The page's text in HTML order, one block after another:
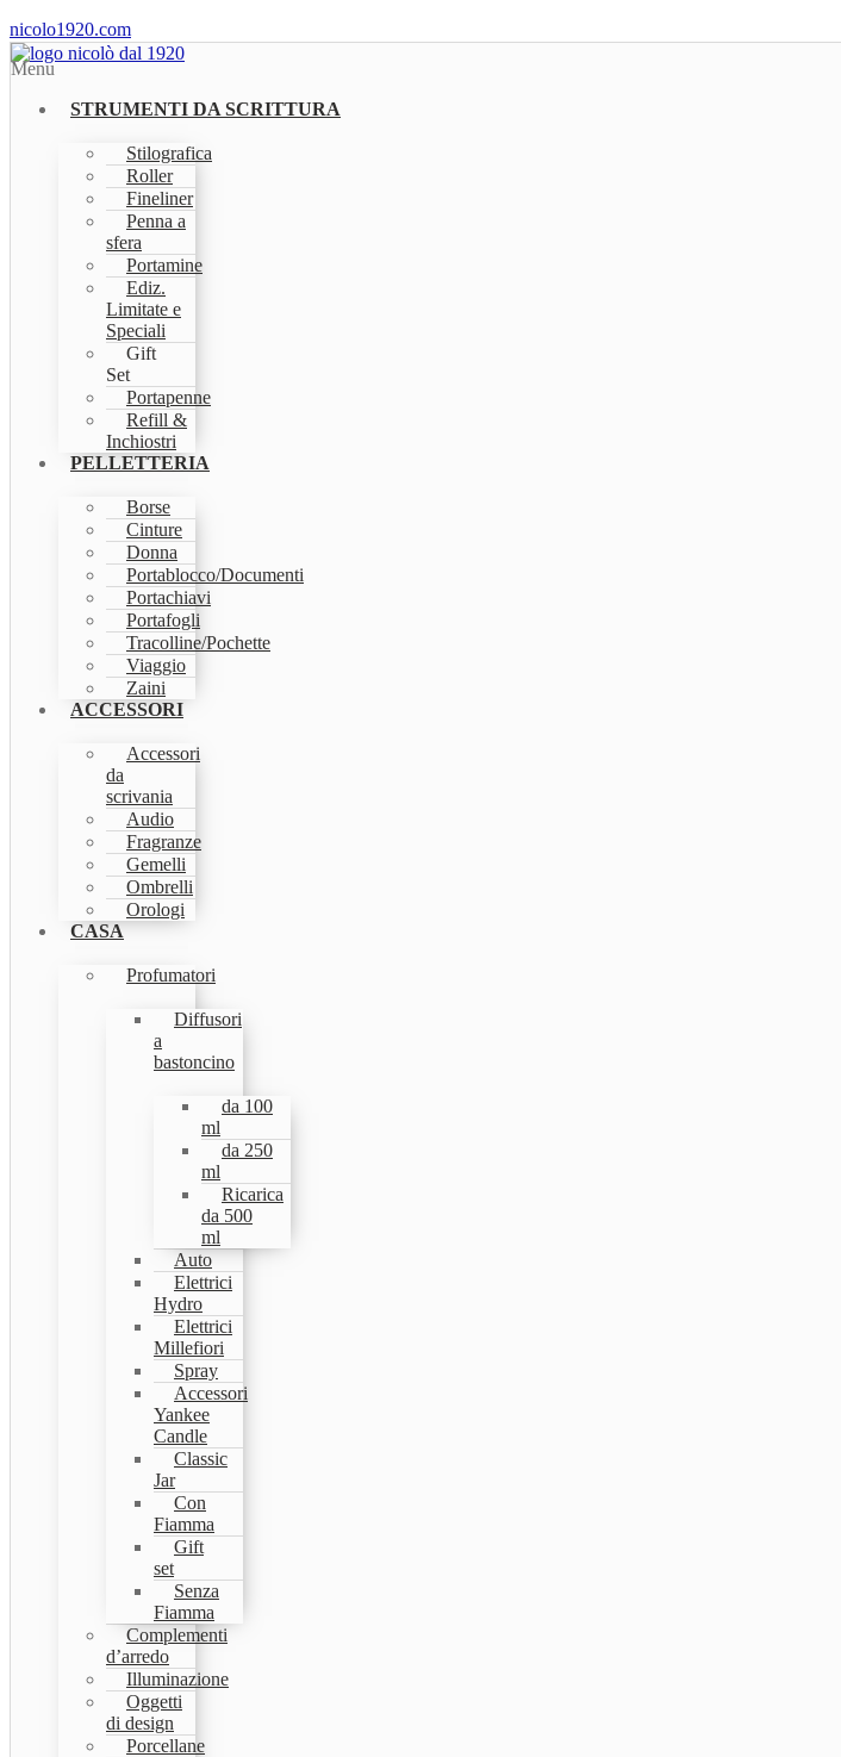
nicolo1920.com
Menu
STRUMENTI DA SCRITTURA
Stilografica
Roller
Fineliner
Penna a
sfera
Portamine
Ediz.
Limitate e
Speciali
Gift
Set
Portapenne
Refill &
Inchiostri
PELLETTERIA
Borse
Cinture
Donna
Portablocco/Documenti
Portachiavi
Portafogli
Tracolline/Pochette
Viaggio
Zaini
ACCESSORI
Accessori
da
scrivania
Audio
Fragranze
Gemelli
Ombrelli
Orologi
CASA
Profumatori
Diffusori
a
bastoncino
da 100
ml
da 250
ml
Ricarica
da 500
ml
Auto
Elettrici
Hydro
Elettrici
Millefiori
Spray
Accessori
Yankee
Candle
Classic
Jar
Con
Fiamma
Gift
set
Senza
Fiamma
Complementi
d’arredo
Illuminazione
Oggetti
di design
Porcellane